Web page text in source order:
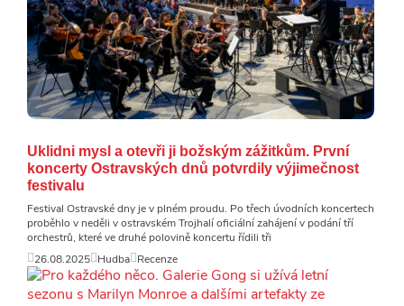
Uklidni mysl a otevři ji božským zážitkům. První
koncerty Ostravských dnů potvrdily výjimečnost
festivalu
Festival Ostravské dny je v plném proudu. Po třech úvodních koncertech
proběhlo v neděli v ostravském Trojhalí oficiální zahájení v podání tří
orchestrů, které ve druhé polovině koncertu řídili tři
26.08.2025 Hudba Recenze